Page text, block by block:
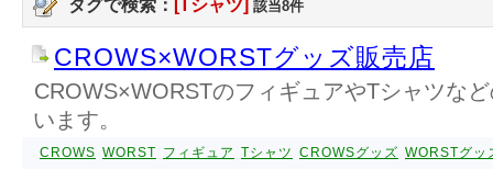
タグで検索： [Tシャツ] 該当8件
CROWS×WORSTグッズ販売店
CROWS×WORSTのフィギュアやTシャツな
います。
CROWS WORST フィギュア Tシャツ CROWSグッズ WORSTグッ